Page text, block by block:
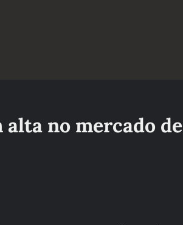
alta no mercado de